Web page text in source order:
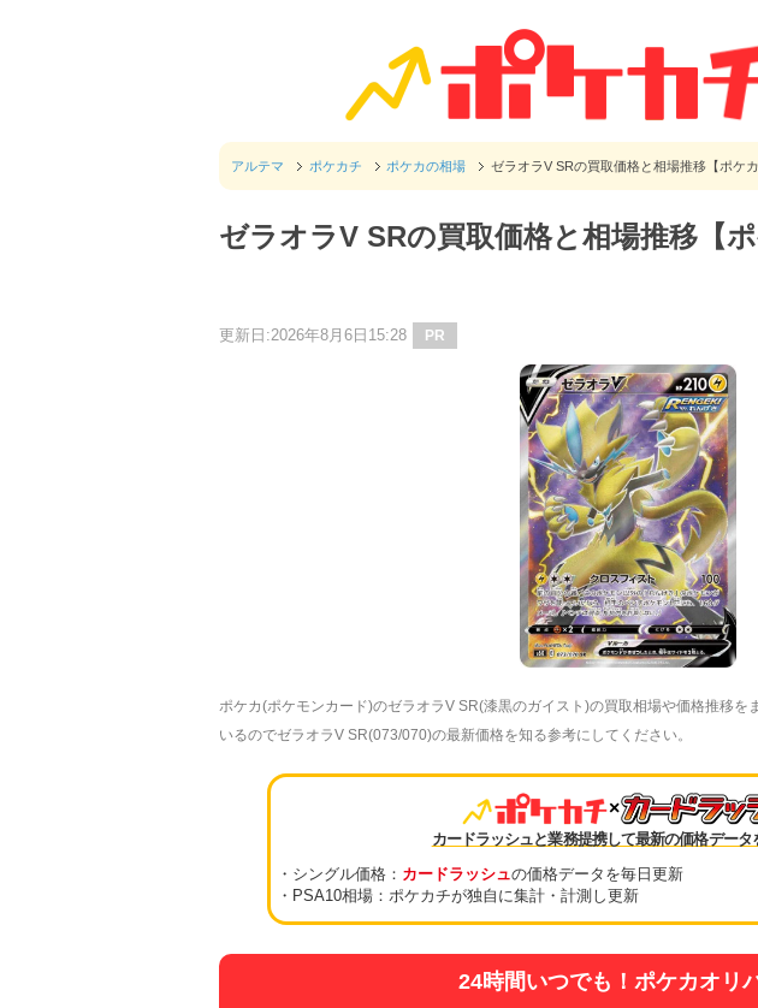
アルテマ ポケカチ ポケカの相場 ゼラオラV SRの買取価格と相場推移【ポケカ
ゼラオラV SRの買取価格と相場推移【ポ
更新日:2026年8月6日15:28 PR
ポケカ(ポケモンカード)のゼラオラV SR(漆黒のガイスト)の買取相場や価格推移を
いるのでゼラオラV SR(073/070)の最新価格を知る参考にしてください。
×
カードラッシュと業務提携して最新の価格データ
・シングル価格： カードラッシュの価格データを毎日更新
・PSA10相場：ポケカチが独自に集計・計測し更新
24時間いつでも！ポケカオリ